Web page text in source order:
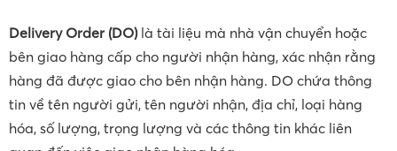
Delivery Order (DO)là tài liệu mà nhà vận chuyển hoặc
bên giao hàng cấp cho người nhận hàng, xác nhận rằng
hàng đã được giao cho bên nhận hàng. DO chứa thông
tin về tên người gửi, tên người nhận, địa chỉ, loại hàng
hóa, số lượng, trọng lượng và các thông tin khác liên